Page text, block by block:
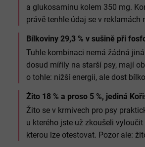
a glukosaminu kolem 350 mg.
právě tenhle údaj se v
Bílkoviny 29,3 % v sušině při
Tuhle kombinaci nemá žádná
dosud mířily na starší psy, mají
o tohle: nižší energii, ale dost
Žito 18 % a proso 5 %, jediná
Žito se v krmivech pro psy
u kterého jste už zkoušeli
kterou lze otestovat. Pozor ale: